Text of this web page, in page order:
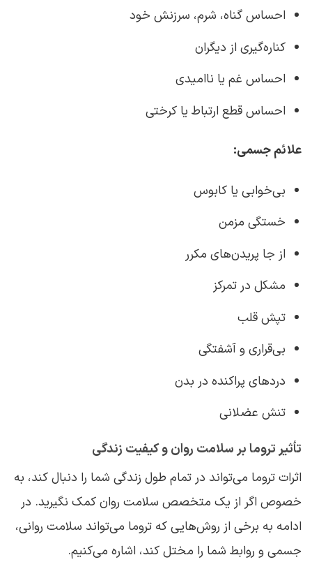
احساس گناه، شرم، سرزنش خود
کناره‌گیری از دیگران
احساس غم یا ناامیدی
احساس قطع ارتباط یا کرختی
علائم جسمی:
بی‌خوابی یا کابوس
خستگی مزمن
از جا پریدن‌های مکرر
مشکل در تمرکز
تپش قلب
بی‌قراری و آشفتگی
دردهای پراکنده در بدن
تنش عضلانی
تأثیر تروما بر سلامت روان و کیفیت زندگی
اثرات تروما می‌تواند در تمام طول زندگی شما را دنبال کند، به
خصوص اگر از یک متخصص سلامت روان کمک نگیرید. در
ادامه به برخی از روش‌هایی که تروما می‌تواند سلامت روانی،
جسمی و روابط شما را مختل کند، اشاره می‌کنیم.